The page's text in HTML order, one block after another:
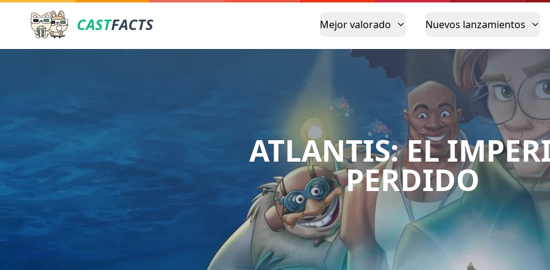
CASTFACTS Mejor valorado Nuevos lanzamientos
ATLANTIS: EL
PERDIDO